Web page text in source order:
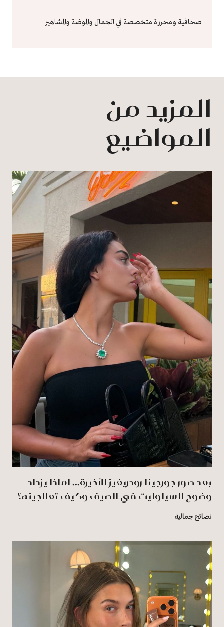
صحافية ومحررة متخصصة في الجمال والموضة والمشاهير
المزيد من
المواضيع
بعد صور جورجينا رودريغيز الأخيرة... لماذا يزداد
وضوح السيلوليت في الصيف وكيف تعالجينه؟
نصائح جمالية